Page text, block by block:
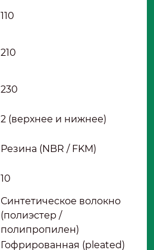
110
210
230
2 (верхнее и нижнее)
Резина (NBR / FKM)
10
Синтетическое волокно
(полиэстер /
полипропилен)
Гофрированная (pleated)